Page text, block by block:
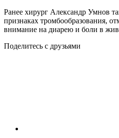
Ранее хирург Александр Умнов
признаках тромбообразования,
внимание на диарею и боли в
Поделитесь с друзьями